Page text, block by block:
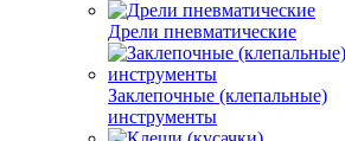
Дрели пневматические
Заклепочные (клепальные)
инструменты